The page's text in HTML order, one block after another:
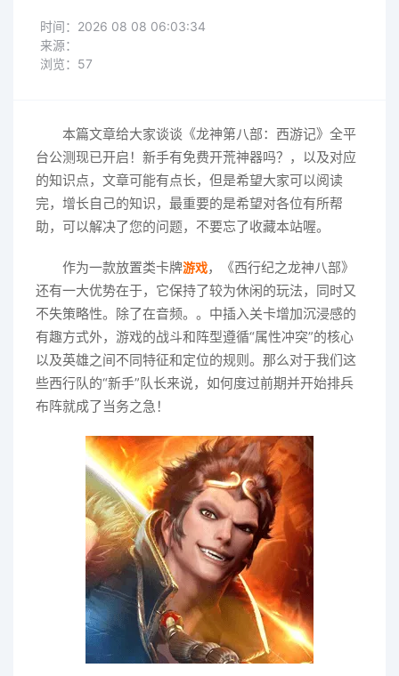
时间：2026 08 08 06:03:34
来源：
浏览：57
本篇文章给大家谈谈《龙神第八部：西游记》全平
台公测现已开启！新手有免费开荒神器吗？，以及对应
的知识点，文章可能有点长，但是希望大家可以阅读
完，增长自己的知识，最重要的是希望对各位有所帮
助，可以解决了您的问题，不要忘了收藏本站喔。
作为一款放置类卡牌游戏，《西行纪之龙神八部》
还有一大优势在于，它保持了较为休闲的玩法，同时又
不失策略性。除了在音频。。中插入关卡增加沉浸感的
有趣方式外，游戏的战斗和阵型遵循“属性冲突”的核心
以及英雄之间不同特征和定位的规则。那么对于我们这
些西行队的“新手”队长来说，如何度过前期并开始排兵
布阵就成了当务之急！